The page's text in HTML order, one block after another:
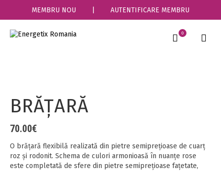
MEMBRU NOU AUTENTIFICARE MEMBRU
0
BRĂŢARĂ
70.00€
O brățară flexibilă realizată din pietre semiprețioase de cuarț
roz și rodonit. Schema de culori armonioasă în nuanţe rose
este completată de sfere din pietre semiprețioase fațetate,